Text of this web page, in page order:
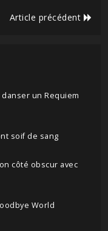
Article précédent
danser un Requiem
soif de sang
côté obscur avec
World